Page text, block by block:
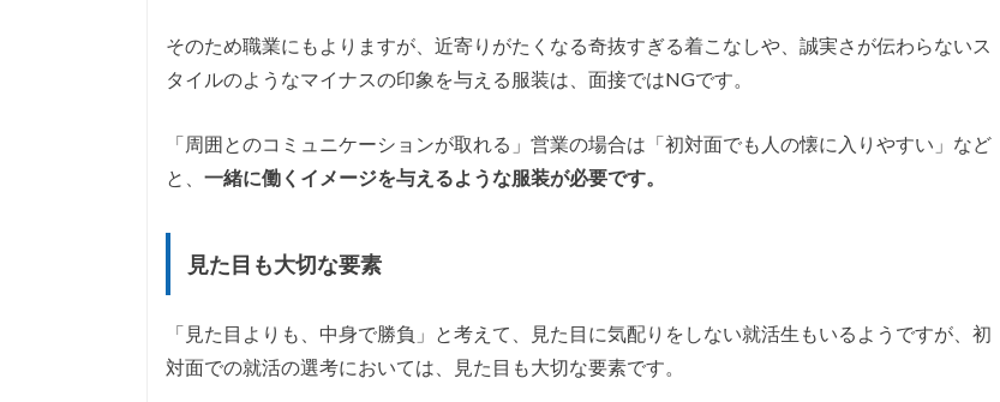
そのため職業にもよりますが、近寄りがたくなる奇抜すぎる着こなしや、誠実さが伝わらないス
タイルのようなマイナスの印象を与える服装は、面接ではNGです。
「周囲とのコミュニケーションが取れる」営業の場合は「初対面でも人の懐に入りやすい」など
と、 一緒に働くイメージを与えるような服装が必要です。
見た目も大切な要素
「見た目よりも、中身で勝負」と考えて、見た目に気配りをしない就活生もいるようですが、初
対面での就活の選考においては、見た目も大切な要素です。